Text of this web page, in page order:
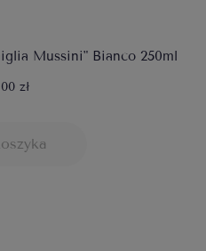
Mussini" Bianco 250ml
zł